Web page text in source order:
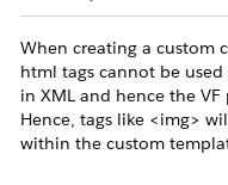
When creating a custom
html tags cannot be
in XML and hence the
Hence, tags like <img>
within the custom